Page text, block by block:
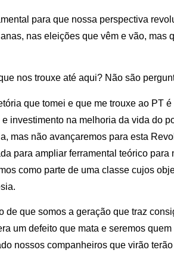
para que nossa perspectiva
nas eleições que vêm e vão, mas
nos trouxe até aqui? Não são
que tomei e que me trouxe ao PT
investimento na melhoria da vida do
mas não avançaremos para esta
para ampliar ferramental teórico para
como parte de uma classe cujos
de que somos a geração que traz
um defeito que mata e seremos
nossos companheiros que virão